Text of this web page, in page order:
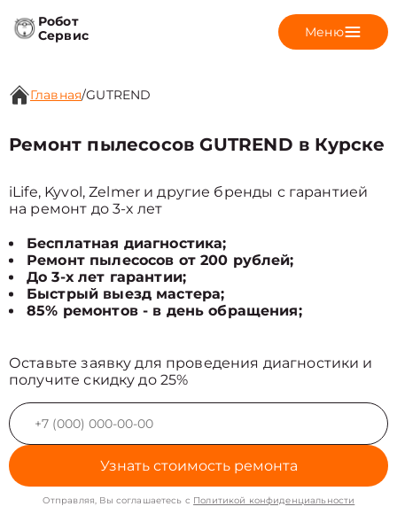
Робот
Сервис
Меню
Главная/GUTREND
Ремонт пылесосов GUTREND в Курске
iLife, Kyvol, Zelmer и другие бренды с гарантией
на ремонт до 3-х лет
Бесплатная диагностика;
Ремонт пылесосов от 200 рублей;
До 3-х лет гарантии;
Быстрый выезд мастера;
85% ремонтов - в день обращения;
Оставьте заявку для проведения диагностики и
получите скидку до 25%
Узнать стоимость ремонта
Отправляя, Вы соглашаетесь с Политикой конфиденциальности